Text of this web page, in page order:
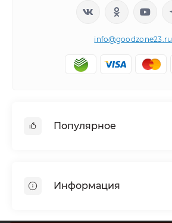
info@goodzone23.ru
Популярное
Сушильные машины
Информация
Отзывы о магазине